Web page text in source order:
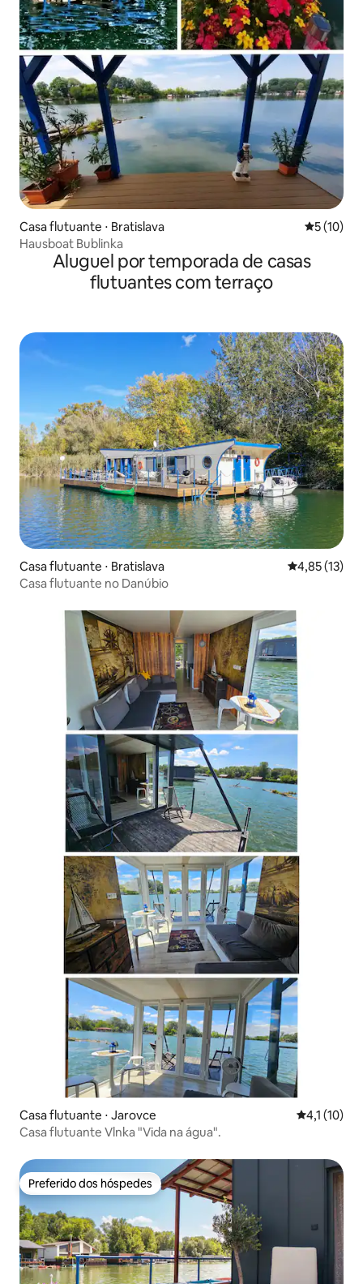
Casa flutuante ⋅ Bratislava 5 de uma
5 (10)
Hausboat Bublinka
Aluguel por temporada de casas
flutuantes com terraço
Casa flutuante ⋅ Bratislava 4,85 de uma
4,85 (13)
Casa flutuante no Danúbio
Casa flutuante ⋅ Jarovce 4,1 de uma
4,1 (10)
Casa flutuante Vlnka "Vida na água".
Preferido dos hóspedes
Preferido dos hóspedes